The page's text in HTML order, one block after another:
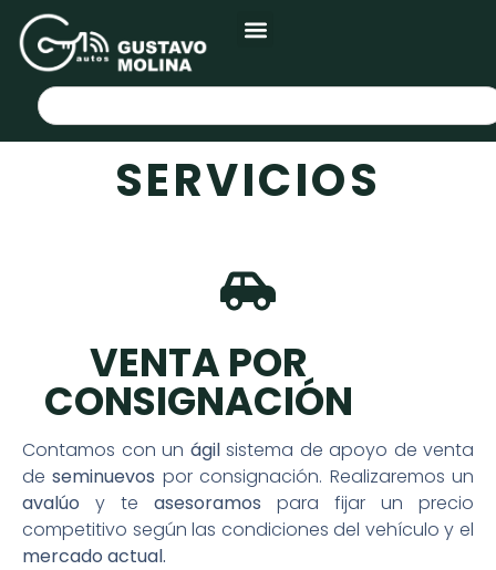
SERVICIOS
VENTA POR
CONSIGNACIÓN
Contamos con un ágilsistema de apoyo de venta
deseminuevos por consignación. Realizaremos un
avalúo y te asesoramos para fijar un precio
competitivo según las condiciones del vehículo y el
mercado actual.